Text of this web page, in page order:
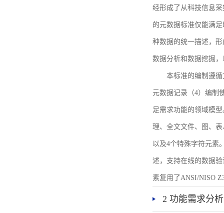
经形成了从科技信息
的元数据标准仅能满
种数据的统一描述，
数据分析和数据挖掘
本标准的编制遵
元数据记录（4）编制
足需求功能的领域模
理、全文文件、图、
以及4个特殊字符元素
述，支持在线的数据
素复用了ANSI/NISO
2 功能需求分析